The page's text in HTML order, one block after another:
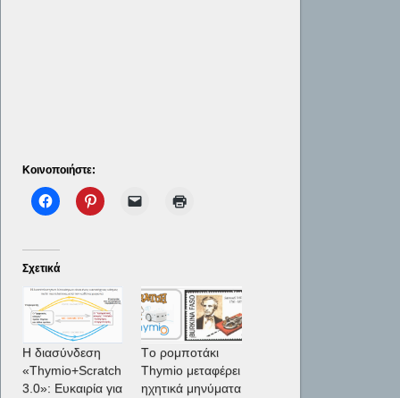
Κοινοποιήστε:
Σχετικά
Η διασύνδεση
«Thymio+Scratch
3.0»: Ευκαιρία για
Tο ρομποτάκι
Thymio μεταφέρει
ηχητικά μηνύματα